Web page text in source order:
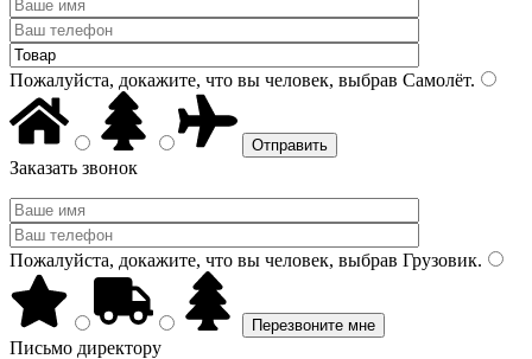
Пожалуйста, докажите, что вы человек, выбрав Самолёт.
Заказать звонок
Пожалуйста, докажите, что вы человек, выбрав Грузовик.
Письмо директору